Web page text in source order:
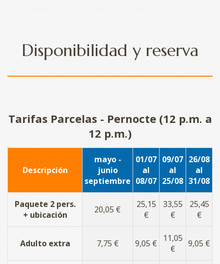
Disponibilidad y reserva
Tarifas Parcelas - Pernocte (12 p.m. a
12 p.m.)
Descripción
mayo -
junio
septiembre
01/07
al
08/07
09/07
al
25/08
26/08
al
31/08
Paquete 2 pers.
+ ubicación
20,05 €
25,15
€
33,55
€
25,45
€
Adulto extra 7,75 € 9,05 €
11,05
€
9,05 €